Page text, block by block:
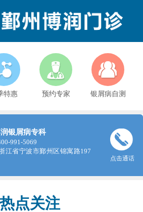
特惠 预约专家 银屑病自测
银屑病专科
991-5069
江省宁波市鄞州区锦寓路197
点击通话
热点关注